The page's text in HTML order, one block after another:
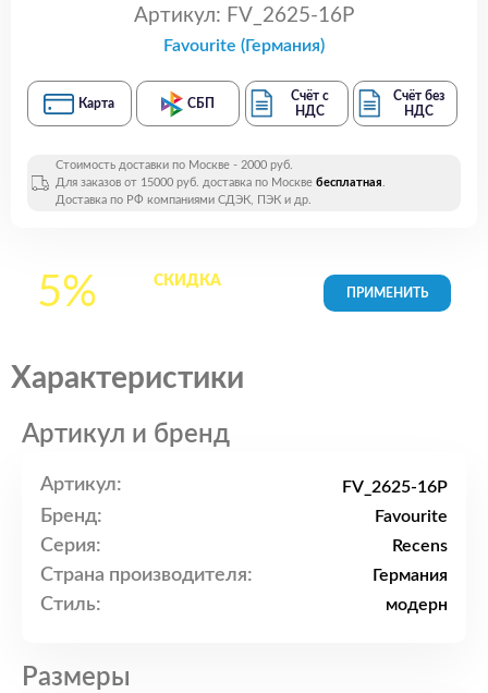
Артикул: FV_2625-16P
Favourite (Германия)
Карта СБП
Счёт с
НДС
Счёт без
НДС
Стоимость доставки по Москве - 2000 руб.
Для заказов от 15000 руб. доставка по Москве бесплатная.
Доставка по РФ компаниями СДЭК, ПЭК и др.
5% СКИДКАна все
Характеристики
Артикул и бренд
Артикул: FV_2625-16P
Бренд: Favourite
Серия: Recens
Страна производителя: Германия
Стиль: модерн
Размеры